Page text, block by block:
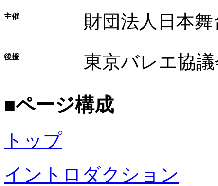
主催 財団法人日本
後援 東京バレエ協
■ページ構成
トップ
イントロダクション